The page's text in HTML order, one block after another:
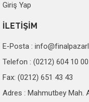
Giriş Yap
İLETİŞİM
E-Posta :
Telefon : (0212) 604 10 00
Fax: (0212) 651 43 43
Adres : Mahmutbey Mah.